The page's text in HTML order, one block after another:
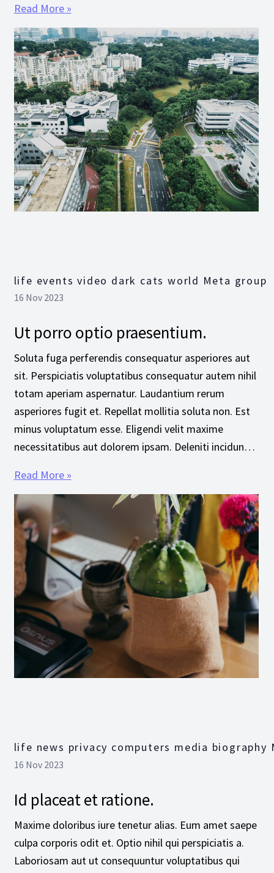
Read More »
life events video dark cats world Meta group
16 Nov 2023
Ut porro optio praesentium.
Soluta fuga perferendis consequatur asperiores aut
sit. Perspiciatis voluptatibus consequatur autem nihil
totam aperiam aspernatur. Laudantium rerum
asperiores fugit et. Repellat mollitia soluta non. Est
minus voluptatum esse. Eligendi velit maxime
necessitatibus aut dolorem ipsam. Deleniti incidun…
Read More »
life news privacy computers media biography
16 Nov 2023
Id placeat et ratione.
Maxime doloribus iure tenetur alias. Eum amet saepe
culpa corporis odit et. Optio nihil qui perspiciatis a.
Laboriosam aut ut consequuntur voluptatibus qui